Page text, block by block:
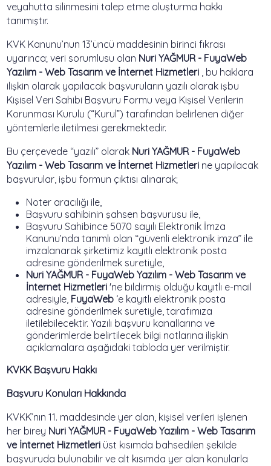
veyahutta silinmesini talep etme oluşturma hakkı
tanımıştır.
KVK Kanunu’nun 13’üncü maddesinin birinci fıkrası
uyarınca; veri sorumlusu olan Nuri YAĞMUR - FuyaWeb
Yazılım - Web Tasarım ve İnternet Hizmetleri , bu haklara
ilişkin olarak yapılacak başvuruların yazılı olarak işbu
Kişisel Veri Sahibi Başvuru Formu veya Kişisel Verilerin
Korunması Kurulu (“Kurul”) tarafından belirlenen diğer
yöntemlerle iletilmesi gerekmektedir.
Bu çerçevede “yazılı” olarak Nuri YAĞMUR - FuyaWeb
Yazılım - Web Tasarım ve İnternet Hizmetleri ne yapılacak
başvurular, işbu formun çıktısı alınarak;
Noter aracılığı ile,
Başvuru sahibinin şahsen başvurusu ile,
Başvuru Sahibince 5070 sayılı Elektronik İmza
Kanunu’nda tanımlı olan “güvenli elektronik imza” ile
imzalanarak şirketimiz kayıtlı elektronik posta
adresine gönderilmek suretiyle,
Nuri YAĞMUR - FuyaWeb Yazılım - Web Tasarım ve
İnternet Hizmetleri 'ne bildirmiş olduğu kayıtlı e-mail
adresiyle, FuyaWeb ‘e kayıtlı elektronik posta
adresine gönderilmek suretiyle, tarafımıza
iletilebilecektir. Yazılı başvuru kanallarına ve
gönderimlerde belirtilecek bilgi notlarına ilişkin
açıklamalara aşağıdaki tabloda yer verilmiştir.
KVKK Başvuru Hakkı
Başvuru Konuları Hakkında
KVKK’nın 11. maddesinde yer alan, kişisel verileri işlenen
her birey Nuri YAĞMUR - FuyaWeb Yazılım - Web Tasarım
ve İnternet Hizmetleri üst kısımda bahsedilen şekilde
başvuruda bulunabilir ve alt kısımda yer alan konularla